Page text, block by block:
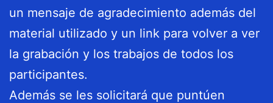
un mensaje de agradecimiento además del
material utilizado y un link para volver a ver
la grabación y los trabajos de todos los
participantes.
Además se les solicitará que puntúen